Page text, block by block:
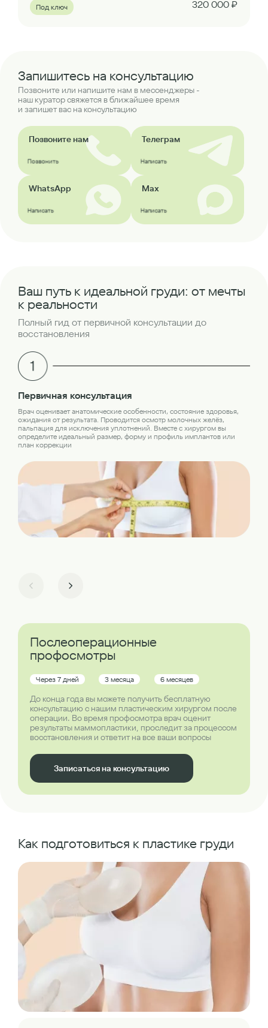
Под ключ 320 000 ₽
Запишитесь на консультацию
Позвоните или напишите нам в мессенджеры -
наш куратор свяжется в ближайшее время
и запишет вас на консультацию
Позвоните нам
Позвонить
Телеграм
Написать
WhatsApp
Написать
Max
Написать
Ваш путь к идеальной груди: от мечты
к реальности
Полный гид от первичной консультации до
восстановления
Первичная консультация
Врач оценивает анатомические особенности, состояние здоровья,
ожидания от результата. Проводится осмотр молочных желёз,
пальпация для исключения уплотнений. Вместе с хирургом вы
определите идеальный размер, форму и профиль имплантов или
план коррекции
Послеоперационные
профосмотры
Через 7 дней 3 месяца 6 месяцев
До конца года вы можете получить бесплатную
консультацию с нашим пластическим хирургом после
операции. Во время профосмотра врач оценит
результаты маммопластики, проследит за процессом
восстановления и ответит на все ваши вопросы
Записаться на консультацию
Как подготовиться к пластике груди